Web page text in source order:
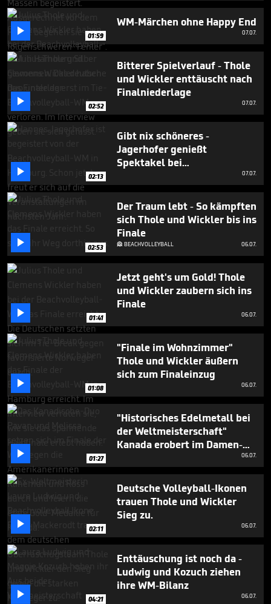
34
seconds
 01:59
WM-Märchen ohne Happy End
07.07.
 02:52
Bitterer Spielverlauf - Thole
und Wickler enttäuscht nach
Finalniederlage
07.07.
 02:13
Gibt nix schöneres -
Jagerhofer genießt
Spektakel bei
07.07.
 02:53
Der Traum lebt - So kämpften
sich Thole und Wickler bis ins
Finale
 BEACHVOLLEYBALL 06.07.
 01:41
Jetzt geht's um Gold! Thole
und Wickler zaubern sich ins
Finale
06.07.
 01:08
"Finale im Wohnzimmer"
Thole und Wickler äußern
sich zum Finaleinzug
06.07.
 01:27
"Historisches Edelmetall bei
der Weltmeisterschaft"
Kanada erobert im Damen-
06.07.
 02:11
Deutsche Volleyball-Ikonen
trauen Thole und Wickler
Sieg zu.
06.07.
 04:21
Enttäuschung ist noch da -
Ludwig und Kozuch ziehen
ihre WM-Bilanz
06.07.